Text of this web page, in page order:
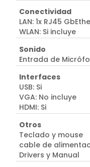
Conectividad
LAN: 1x RJ45
WLAN: Si incluye
Sonido
Entrada de
Interfaces
USB: Si
VGA: No incluye
HDMI: Si
Otros
Teclado y mouse
cable de
Drivers y Manual